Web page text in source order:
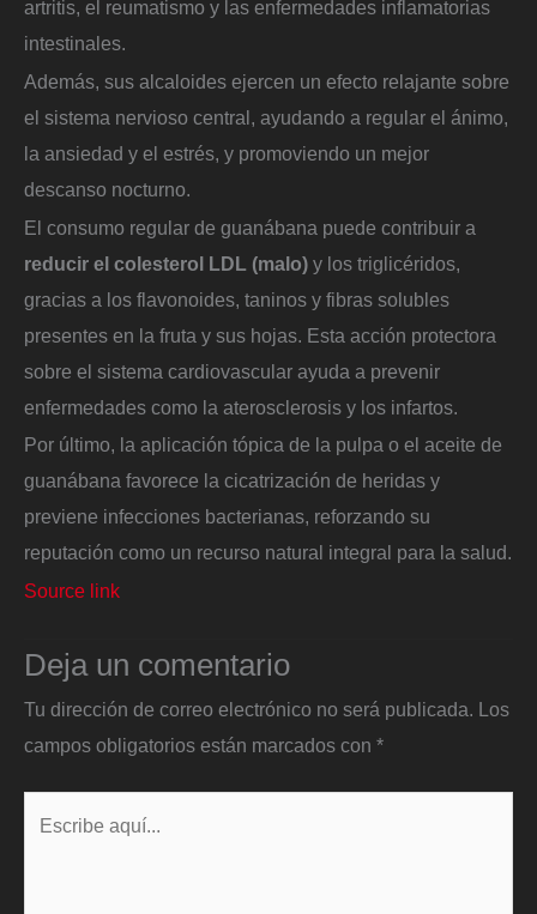
artritis, el reumatismo y las enfermedades inflamatorias
intestinales.
Además, sus alcaloides ejercen un efecto relajante sobre
el sistema nervioso central, ayudando a regular el ánimo,
la ansiedad y el estrés, y promoviendo un mejor
descanso nocturno.
El consumo regular de guanábana puede contribuir a
reducir el colesterol LDL (malo) y los triglicéridos,
gracias a los flavonoides, taninos y fibras solubles
presentes en la fruta y sus hojas. Esta acción protectora
sobre el sistema cardiovascular ayuda a prevenir
enfermedades como la aterosclerosis y los infartos.
Por último, la aplicación tópica de la pulpa o el aceite de
guanábana favorece la cicatrización de heridas y
previene infecciones bacterianas, reforzando su
reputación como un recurso natural integral para la salud.
Source link
Deja un comentario
Tu dirección de correo electrónico no será publicada. Los
campos obligatorios están marcados con *